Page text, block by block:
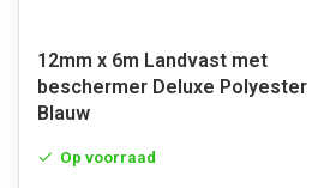
12mm x 6m Landvast met
beschermer Deluxe Polyester
Blauw
Op voorraad